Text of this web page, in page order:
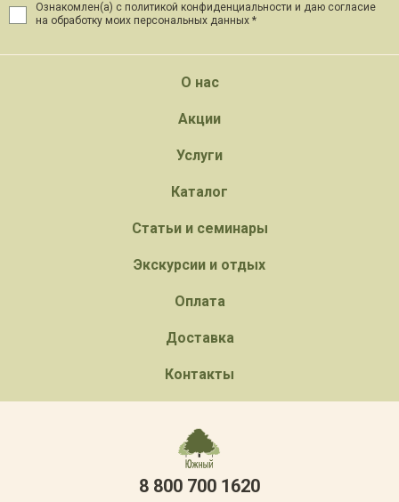
Ознакомлен(а) с политикой конфиденциальности и даю согласие
на обработку моих персональных данных *
О нас
Акции
Услуги
Каталог
Статьи и семинары
Экскурсии и отдых
Оплата
Доставка
Контакты
8 800 700 1620